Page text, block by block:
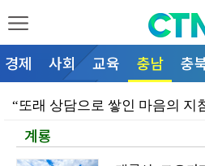
경제 사회 교육 충남 충
“또래 상담으로 쌓인 마음의 지
“어두운 통학로, AI 스마트폴
계룡